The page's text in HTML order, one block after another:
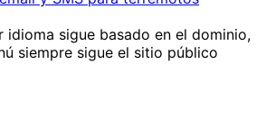
idioma sigue basado en el dominio,
siempre sigue el sitio público